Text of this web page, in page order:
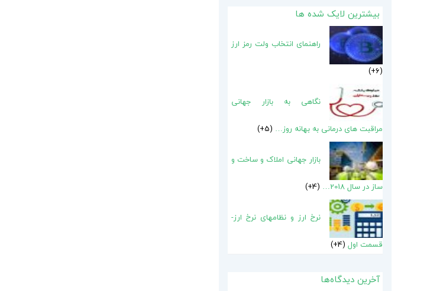
بیشترین لایک شده ها
راهنمای انتخاب ولت رمز ارز
6+
نگاهی به بازار جهانی
مراقبت های درمانی به بهانه روز… 5+
بازار جهانی املاک و ساخت و
ساز در سال 2018… 4+
نرخ ارز و نظامهای نرخ ارز-
قسمت اول 4+
آخرین دیدگاه‌ها